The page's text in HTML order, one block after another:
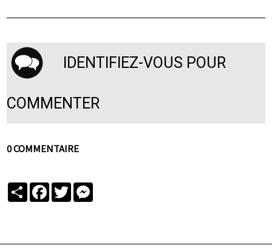
IDENTIFIEZ-VOUS POUR
COMMENTER
0 COMMENTAIRE
PartagerFacebook
Twitter